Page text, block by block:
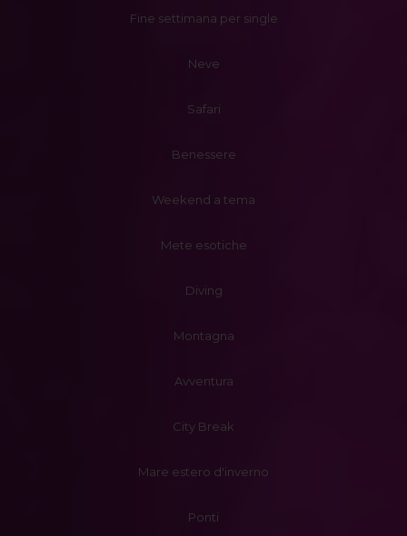
Fine settimana per single
Neve
Safari
Benessere
Weekend a tema
Mete esotiche
Diving
Montagna
Avventura
City Break
Mare estero d'inverno
Ponti